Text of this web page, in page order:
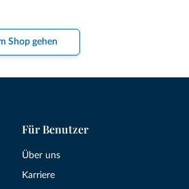
Shop gehen
Für Benutzer
Über uns
Karriere